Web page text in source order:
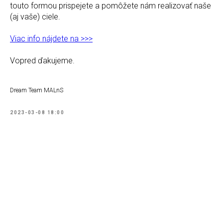
touto formou prispejete a pomôžete nám realizovať naše
(aj vaše) ciele.
Viac info nájdete na >>>
Vopred ďakujeme.
Dream Team MALnS
2023-03-08 18:00